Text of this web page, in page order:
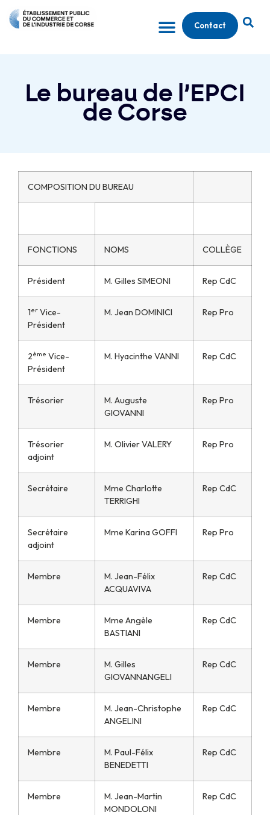
Contact
Le bureau de l’EPCI
de Corse
COMPOSITION DU BUREAU
FONCTIONS NOMS COLLÈGE
Président M. Gilles SIMEONI Rep CdC
1er Vice-
Président
M. Jean DOMINICI Rep Pro
2ème Vice-
Président
M. Hyacinthe VANNI Rep CdC
Trésorier
M. Auguste
GIOVANNI
Rep Pro
Trésorier
adjoint
M. Olivier VALERY Rep Pro
Secrétaire
Mme Charlotte
TERRIGHI
Rep CdC
Secrétaire
adjoint
Mme Karina GOFFI Rep Pro
Membre
M. Jean-Félix
ACQUAVIVA
Rep CdC
Membre
Mme Angèle
BASTIANI
Rep CdC
Membre
M. Gilles
GIOVANNANGELI
Rep CdC
Membre
M. Jean-Christophe
ANGELINI
Rep CdC
Membre
M. Paul-Félix
BENEDETTI
Rep CdC
Membre
M. Jean-Martin
MONDOLONI
Rep CdC